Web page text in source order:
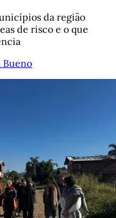
da região
de risco e o que
Bueno